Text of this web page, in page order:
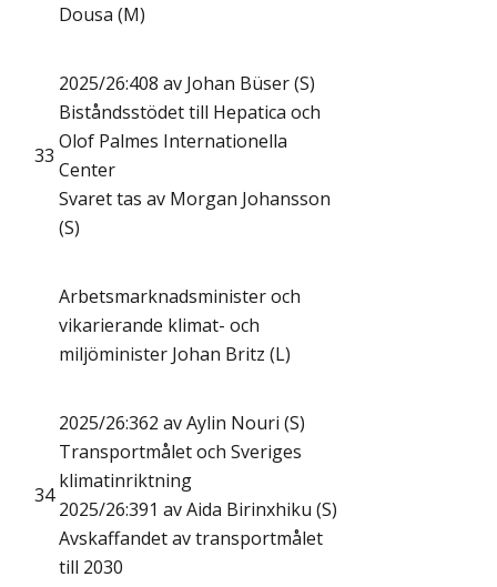
Dousa (M)
33
2025/26:408 av Johan Büser (S)
Biståndsstödet till Hepatica och
Olof Palmes Internationella
Center
Svaret tas av Morgan Johansson
(S)
Arbetsmarknadsminister och
vikarierande klimat- och
miljöminister Johan Britz (L)
34
2025/26:362 av Aylin Nouri (S)
Transportmålet och Sveriges
klimatinriktning
2025/26:391 av Aida Birinxhiku (S)
Avskaffandet av transportmålet
till 2030